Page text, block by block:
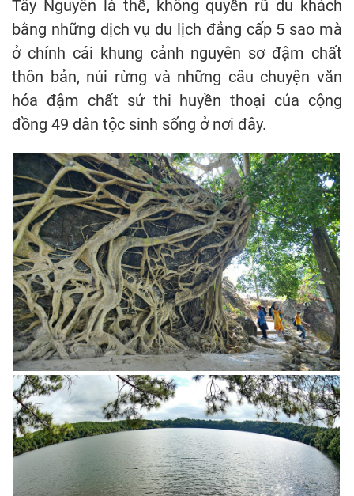
Tây Nguyên là thế, không quyến rũ du khách
bằng những dịch vụ du lịch đẳng cấp 5 sao mà
ở chính cái khung cảnh nguyên sơ đậm chất
thôn bản, núi rừng và những câu chuyện văn
hóa đậm chất sử thi huyền thoại của cộng
đồng 49 dân tộc sinh sống ở nơi đây.